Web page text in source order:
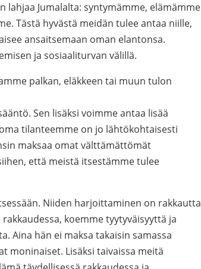
lahjaa Jumalalta: syntymämme, elämämme
Tästä hyvästä meidän tulee antaa niille,
ansaitsemaan oman elantonsa.
ja sosiaaliturvan välillä.
palkan, eläkkeen tai muun tulon
Sen lisäksi voimme antaa lisää
tilanteemme on jo lähtökohtaisesti
maksaa omat välttämättömät
että meistä itsestämme tulee
Niiden harjoittaminen on rakkautta
koemme tyytyväisyyttä ja
Aina hän ei maksa takaisin samassa
moninaiset. Lisäksi taivaissa meitä